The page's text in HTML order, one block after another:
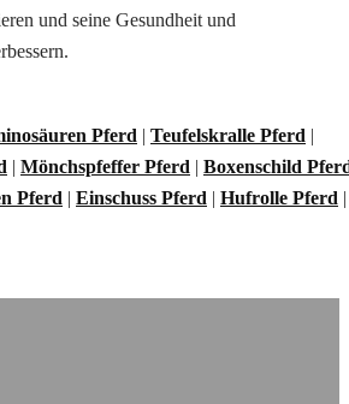
und seine Gesundheit und
Pferd | Teufelskralle Pferd |
| Mönchspfeffer Pferd | Boxenschild
Pferd | Einschuss Pferd | Hufrolle Pferd |